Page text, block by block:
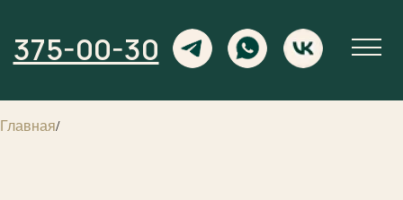
375-00-30
Главная/